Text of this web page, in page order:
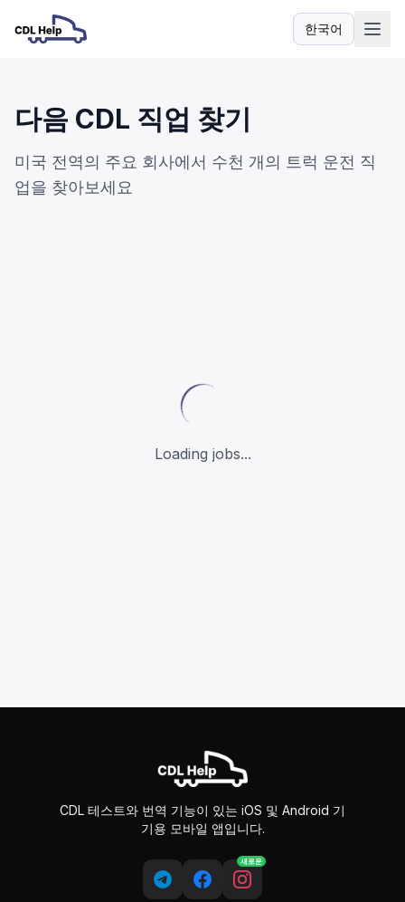
한국어
언어
다음 CDL 직업 찾기
미국 전역의 주요 회사에서 수천 개의 트럭 운전 직
업을 찾아보세요
Loading jobs...
CDL 테스트와 번역 기능이 있는 iOS 및 Android 기
기용 모바일 앱입니다.
새로운